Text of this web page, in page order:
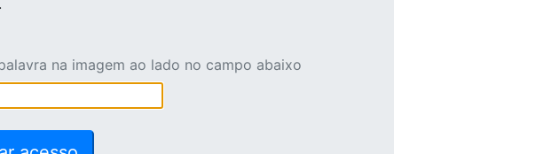
na imagem ao lado no campo abaixo